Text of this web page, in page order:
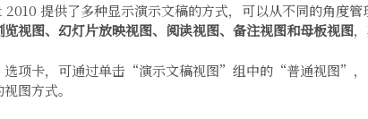
提供了多种显示演示文稿的方式，可以从不同的角度管
览视图、幻灯片放映视图、阅读视图、备注视图和母板视图
项卡，可通过单击“演示文稿视图”组中的“普通视图”
图方式。